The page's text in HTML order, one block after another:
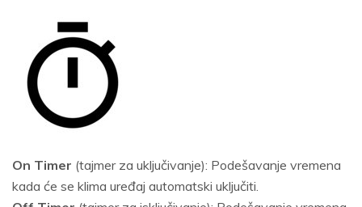
On Timer (tajmer za uključivanje): Podešavanje vremena
kada će se klima uređaj automatski uključiti.